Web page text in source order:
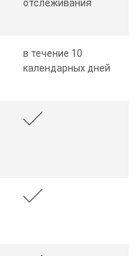
отслеживания
в течение 10
календарных дней